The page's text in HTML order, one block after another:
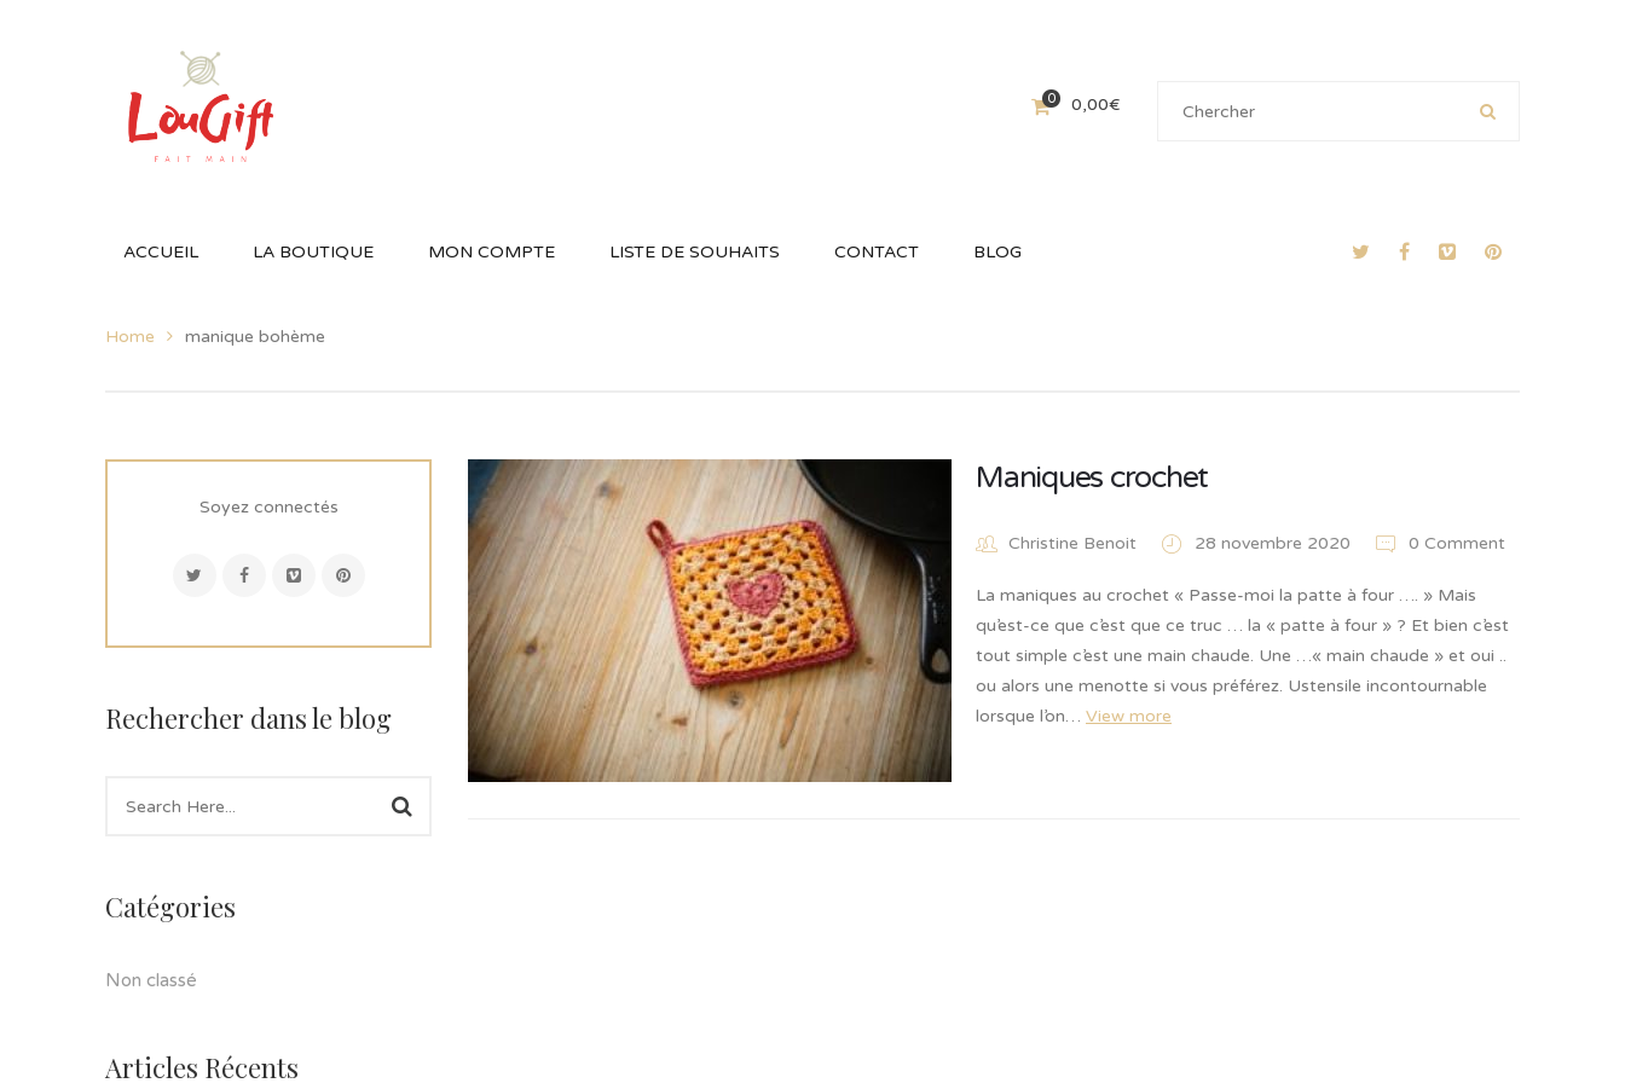
0 0,00€
ACCUEIL LA BOUTIQUE MON COMPTE LISTE DE SOUHAITS CONTACT BLOG
Home manique bohème
Soyez connectés
Rechercher dans le blog
Catégories
Non classé
Articles Récents
Maniques crochet
Christine Benoit 28 novembre 2020 0 Comment
La maniques au crochet « Passe-moi la patte à four …. » Mais
qu’est-ce que c’est que ce truc … la « patte à four » ? Et bien c’est
tout simple c’est une main chaude. Une …« main chaude » et oui ..
ou alors une menotte si vous préférez. Ustensile incontournable
lorsque l’on… View more